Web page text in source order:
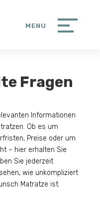
Fragen
Informationen
Ob es um
Preise oder um
– hier erhalten Sie
Sie jederzeit
wie unkompliziert
Matratze ist.